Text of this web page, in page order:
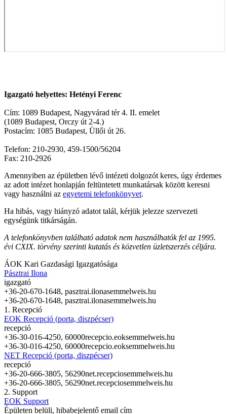
Igazgató helyettes: Hetényi Ferenc
Cím: 1089 Budapest, Nagyvárad tér 4. II. emelet
(1089 Budapest, Orczy út 2-4.)
Postacím: 1085 Budapest, Üllői út 26.
Telefon: 210-2930, 459-1500/56204
Fax: 210-2926
Amennyiben az épületben lévő intézeti dolgozót keres, úgy érdemes
az adott intézet honlapján feltüntetett munkatársak között keresni
vagy használni az egyetemi telefonkönyvet.
Ha hibás, vagy hiányzó adatot talál, kérjük jelezze szervezeti
egységünk titkárságán.
A telefonkönyvben található adatok nem használhatók fel az 1995.
évi CXIX. törvény szerinti kutatás és közvetlen üzletszerzés céljára.
ÁOK Kari Gazdasági Igazgatósága
Pásztrai Ilona
igazgató
+36-20-670-1648, pasztrai.ilonasemmelweis.hu
+36-20-670-1648, pasztrai.ilonasemmelweis.hu
1. Recepció
EOK Recepció (porta, diszpécser)
recepció
+36-30-016-4250, 60000recepcio.eoksemmelweis.hu
+36-30-016-4250, 60000recepcio.eoksemmelweis.hu
NET Recepció (porta, diszpécser)
recepció
+36-20-666-3805, 56290net.recepciosemmelweis.hu
+36-20-666-3805, 56290net.recepciosemmelweis.hu
2. Support
EOK Support
Épületen belüli, hibabejelentő email cím